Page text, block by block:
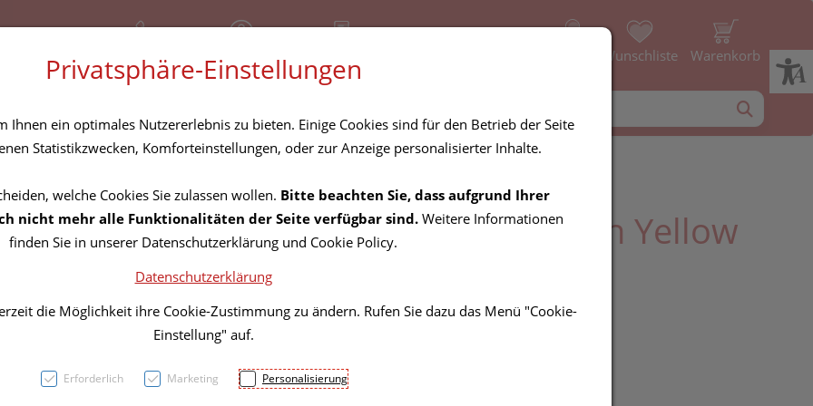
+43 (01) 3683167 Geschlossen Wunschliste Warenkorb
LeStoff Hamamtuch Yellow
31,91 EUR
Privatsphäre-Einstellungen
Ihnen ein optimales Nutzererlebnis zu bieten. Einige Cookies sind für den Betrieb der Seite
Statistikzwecken, Komforteinstellungen, oder zur Anzeige personalisierter Inhalte.
welche Cookies Sie zulassen wollen. Bitte beachten Sie, dass aufgrund Ihrer
nicht mehr alle Funktionalitäten der Seite verfügbar sind. Weitere Informationen
finden Sie in unserer Datenschutzerklärung und Cookie Policy.
Datenschutzerklärung
die Möglichkeit ihre Cookie-Zustimmung zu ändern. Rufen Sie dazu das Menü "Cookie-
Einstellung" auf.
Erforderlich Marketing Personalisierung